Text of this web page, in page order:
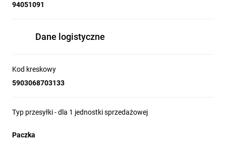
94051091
Dane logistyczne
Kod kreskowy
5903068703133
Typ przesyłki - dla 1 jednostki sprzedażowej
Paczka